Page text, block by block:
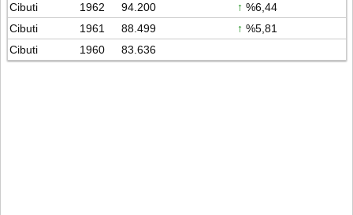
Cibuti
1962 94.200 ↑ %6,44
Cibuti
1961 88.499 ↑ %5,81
Cibuti
1960 83.636